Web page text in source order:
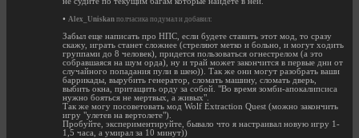
• Alex_Uniskan полчасика подумал и добавил:
Забыл еще написать про НПС, если будете ставить этот мод, то сразу
скажу, играть станет сложнее (стреляют метко и больно, и могут ходить
группами до 8 человек), придется пользоваться огнестрелом (а это
собравшаяся на шум орда), ну и трай может закончится в первые дни от
случайного попадания пули в шею)). Так же они могут разобрать ваши
баррикады, вырубить генератор, сломать машину, сломать дверь,
выбить окна, притащить орду за собой. "Во время зомби-апокалипсиса
нужно бояться не мертвых, а живых".
Так же могу посоветовать мод Wolf Extraction Quest (можно закончить
игру "улетев на вертолете").
Пробуйте, экспериментируйте, бывало что я настраивал новую игру 1-
1,5 часа, а умирал за 10 минут))